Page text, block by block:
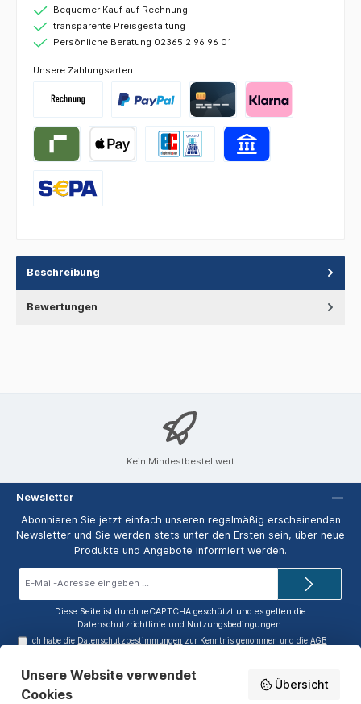
Bequemer Kauf auf Rechnung
transparente Preisgestaltung
Persönliche Beratung 02365 2 96 96 01
Unsere Zahlungsarten:
Beschreibung
Bewertungen
Kein Mindestbestellwert
Newsletter
Abonnieren Sie jetzt einfach unseren regelmäßig erscheinenden
Newsletter und Sie werden stets unter den Ersten sein, über neue
Produkte und Angebote informiert werden.
Diese Seite ist durch reCAPTCHA geschützt und es gelten die
Datenschutzrichtlinie und Nutzungsbedingungen.
Ich habe die Datenschutzbestimmungen zur Kenntnis genommen und dieAGB
Service-Hotline
Unsere Website verwendet
Cookies
Übersicht